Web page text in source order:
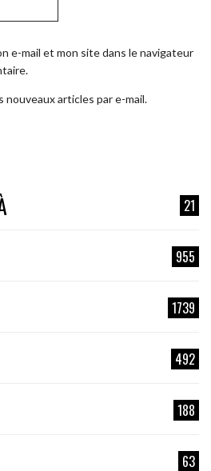
e-mail et mon site dans le navigateur
nouveaux articles par e-mail.
21
955
1739
492
188
63